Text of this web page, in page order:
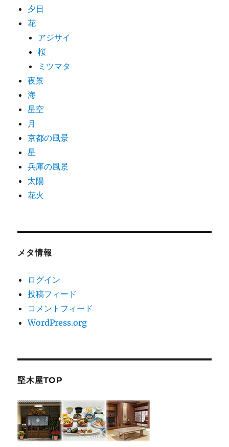
夕日
花
アジサイ
桜
ミツマタ
夜景
海
星空
月
京都の風景
星
兵庫の風景
太陽
花火
メタ情報
ログイン
投稿フィード
コメントフィード
WordPress.org
堅木屋TOP